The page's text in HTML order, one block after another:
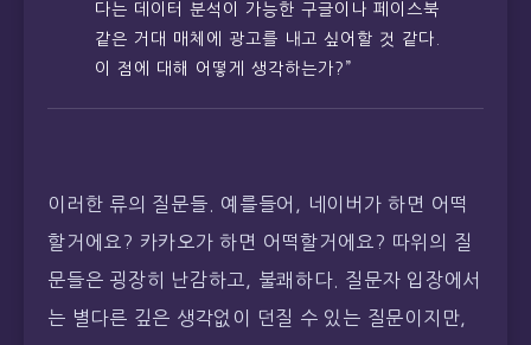
다는 데이터 분석이 가능한 구글이나 페이스북
같은 거대 매체에 광고를 내고 싶어할 것 같다.
이 점에 대해 어떻게 생각하는가?”
이러한 류의 질문들. 예를들어, 네이버가 하면 어떡
할거에요? 카카오가 하면 어떡할거에요? 따위의 질
문들은 굉장히 난감하고, 불쾌하다. 질문자 입장에서
는 별다른 깊은 생각없이 던질 수 있는 질문이지만,